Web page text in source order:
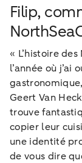
Filip,
« L’histoire
l’année où j’ai
Geert Van
trouve
copier leur
une identité
de vous dire